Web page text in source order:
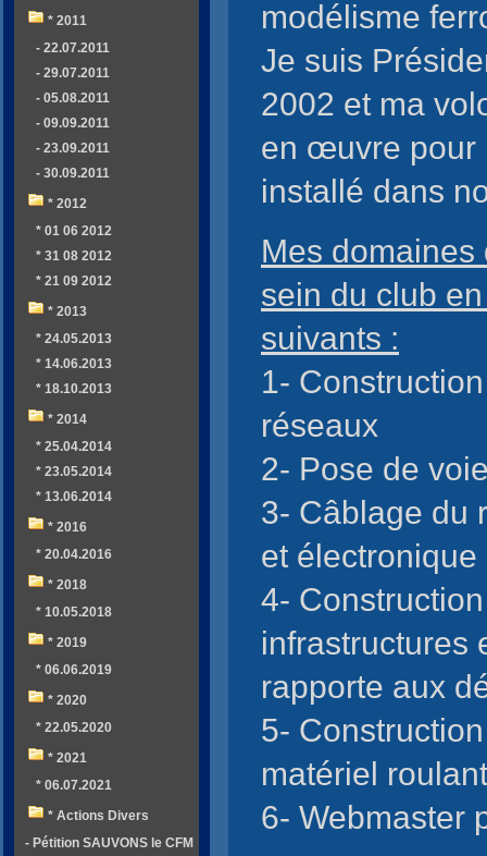
modélisme
Je suis
2002 et ma
en œuvre pour
installé dans
Mes
sein du club
suivants :
1-
réseaux
2- Pose de
3- Câblage du
et électronique
4-
infrastructures
rapporte aux
5-
matériel roulant
6- Webmaster
* 2011
- 22.07.2011
- 29.07.2011
- 05.08.2011
- 09.09.2011
- 23.09.2011
- 30.09.2011
* 2012
* 01 06 2012
* 31 08 2012
* 21 09 2012
* 2013
* 24.05.2013
* 14.06.2013
* 18.10.2013
* 2014
* 25.04.2014
* 23.05.2014
* 13.06.2014
* 2016
* 20.04.2016
* 2018
* 10.05.2018
* 2019
* 06.06.2019
* 2020
* 22.05.2020
* 2021
* 06.07.2021
* Actions Divers
- Pétition SAUVONS le CFM